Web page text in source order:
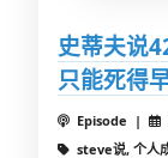
史蒂夫说
只能死得
Episode |
steve说, 个人